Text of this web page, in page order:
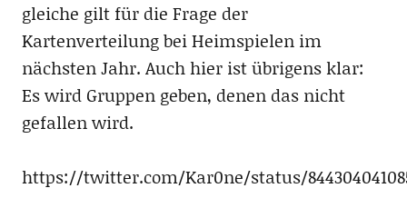
gleiche gilt für die Frage der
Kartenverteilung bei Heimspielen im
nächsten Jahr. Auch hier ist übrigens klar:
Es wird Gruppen geben, denen das nicht
gefallen wird.
https://twitter.com/Kar0ne/status/